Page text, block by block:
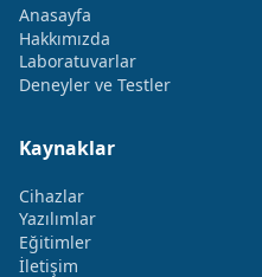
Anasayfa
Hakkımızda
Laboratuvarlar
Deneyler ve Testler
Kaynaklar
Cihazlar
Yazılımlar
Eğitimler
İletişim